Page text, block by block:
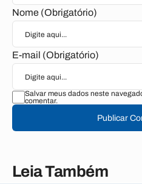
Nome (Obrigatório)
E-mail (Obrigatório)
Salvar meus dados neste
comentar.
Publicar
Leia Também